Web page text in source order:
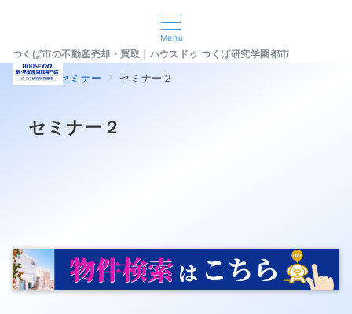
Menu
つくば市の不動産売却・買取｜ハウスドゥ つくば研究学園都市
home セミナー セミナー２
セミナー２